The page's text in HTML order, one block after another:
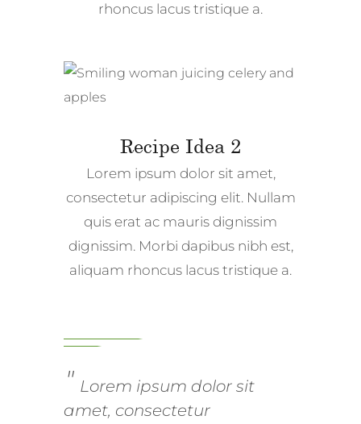
rhoncus lacus tristique a.
Recipe Idea 2
Lorem ipsum dolor sit amet,
consectetur adipiscing elit. Nullam
quis erat ac mauris dignissim
dignissim. Morbi dapibus nibh est,
aliquam rhoncus lacus tristique a.
Lorem ipsum dolor sit
amet, consectetur